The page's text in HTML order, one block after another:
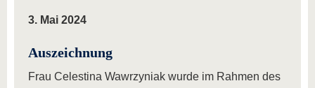
3. Mai 2024
Auszeichnung
Frau Celestina Wawrzyniak wurde im Rahmen des